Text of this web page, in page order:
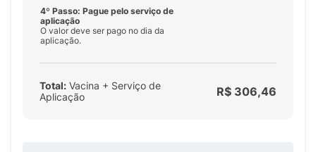
4º Passo: Pague pelo serviço de
aplicação
O valor deve ser pago no dia da
aplicação.
Total: Vacina + Serviço de
Aplicação
R$ 306,46